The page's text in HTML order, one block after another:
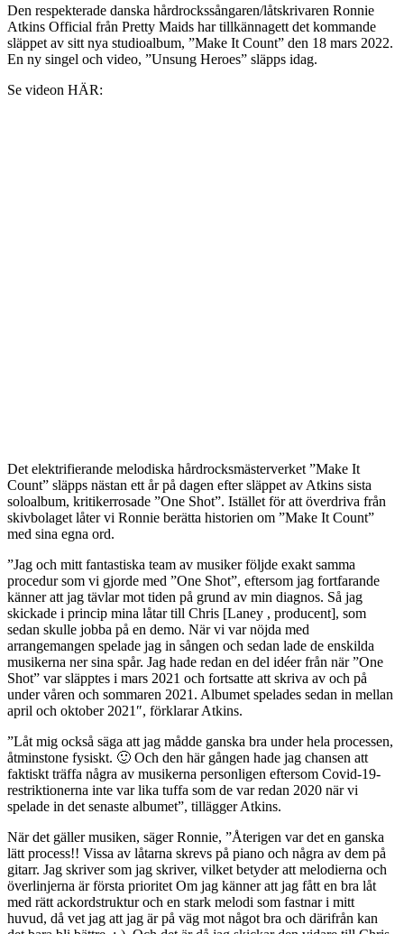
Den respekterade danska hårdrockssångaren/låtskrivaren Ronnie
Atkins Official från Pretty Maids har tillkännagett det kommande
släppet av sitt nya studioalbum, ”Make It Count” den 18 mars 2022.
En ny singel och video, ”Unsung Heroes” släpps idag.
Se videon HÄR:
Det elektrifierande melodiska hårdrocksmästerverket ”Make It
Count” släpps nästan ett år på dagen efter släppet av Atkins sista
soloalbum, kritikerrosade ”One Shot”. Istället för att överdriva från
skivbolaget låter vi Ronnie berätta historien om ”Make It Count”
med sina egna ord.
”Jag och mitt fantastiska team av musiker följde exakt samma
procedur som vi gjorde med ”One Shot”, eftersom jag fortfarande
känner att jag tävlar mot tiden på grund av min diagnos. Så jag
skickade i princip mina låtar till Chris [Laney , producent], som
sedan skulle jobba på en demo. När vi var nöjda med
arrangemangen spelade jag in sången och sedan lade de enskilda
musikerna ner sina spår. Jag hade redan en del idéer från när ”One
Shot” var släpptes i mars 2021 och fortsatte att skriva av och på
under våren och sommaren 2021. Albumet spelades sedan in mellan
april och oktober 2021″, förklarar Atkins.
”Låt mig också säga att jag mådde ganska bra under hela processen,
åtminstone fysiskt. 🙂 Och den här gången hade jag chansen att
faktiskt träffa några av musikerna personligen eftersom Covid-19-
restriktionerna inte var lika tuffa som de var redan 2020 när vi
spelade in det senaste albumet”, tillägger Atkins.
När det gäller musiken, säger Ronnie, ”Återigen var det en ganska
lätt process!! Vissa av låtarna skrevs på piano och några av dem på
gitarr. Jag skriver som jag skriver, vilket betyder att melodierna och
överlinjerna är första prioritet Om jag känner att jag fått en bra låt
med rätt ackordstruktur och en stark melodi som fastnar i mitt
huvud, då vet jag att jag är på väg mot något bra och därifrån kan